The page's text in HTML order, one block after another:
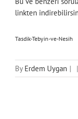
linkten
Tasdik-Tebyin-ve-Nesih
By Erdem Uygan | |